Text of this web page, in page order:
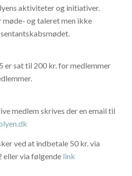
aktiviteter og initiativer.
og taleret men ikke
er sat til 200 kr. for medlemmer
medlem skrives der en email til
ved at indbetale 50 kr. via
via følgende link